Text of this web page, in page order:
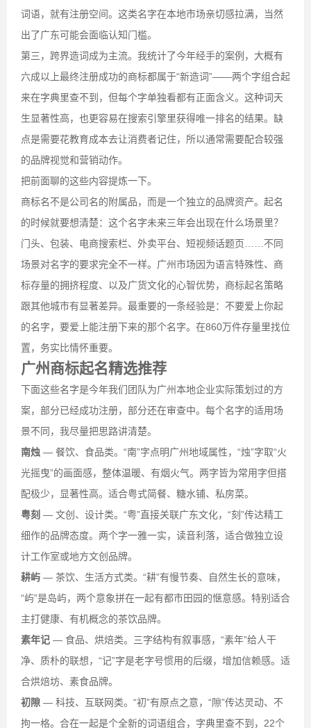
词语，就有注册空间。这类名字在本地市场亲切感拉满，当然
出了广东可能会面临认知门槛。
第三，跨界造词成为主流。我统计了今年经手的案例，大概有
六成以上最终注册成功的商标都属于“新造词”——两个字组合起
来在字典里查不到，但每个字单独看都有正面含义。这种词天
生显著性高，也更容易在搜索引擎里获得唯一排名的结果。缺
点是需要花教育成本去让消费者记住，所以通常需要配合较强
的品牌视觉和营销动作。
把前面聊的这些内容提炼一下。
商标名不是公司名的附属品，而是一个独立的品牌资产。起名
的时候就要想清楚：这个名字未来三年会出现在什么场景里？
门头、包装、电商搜索栏、外卖平台、短视频话题页……不同
场景对名字的要求完全不一样。广州市场因为语言特殊性、商
标存量的拥挤程度、以及广货文化的心智优势，商标起名策略
跟其他城市有显著差异。最重要的一条经验是：不要爱上你起
的名字，要爱上能注册下来的那个名字。在860万件存量里找位
置，务实比情怀重要。
广州商标起名精选推荐
下面这些名字是今年我们团队为广州本地企业实际策划过的方
案，部分已经成功注册，部分还在审查中。每个名字的适用场
景不同，我尽量把思路讲清楚。
南烛 — 餐饮、食品类。“南”字点明广州地域属性，“烛”字取“火
光摇曳”的画面感，整体温暖、有烟火气。两字皆为常用字但搭
配极少，显著性高。适合粤式简餐、糖水铺、私房菜。
粤刻 — 文创、设计类。“粤”直接关联广东文化，“刻”传达精工
细作的品牌态度。两个字一雅一实，读音利落，适合做独立设
计工作室或地方文创品牌。
耕屿 — 茶饮、生活方式类。“耕”有慢节奏、自然生长的意味，
“屿”是岛屿，两个意象拼在一起有都市田园的惬意感。特别适合
主打健康、有机概念的茶饮品牌。
素年记 — 食品、烘焙类。三字结构有叙事感，“素年”给人干
净、质朴的联想，“记”字是老字号惯用的后缀，增加信赖感。适
合烘焙坊、素食品牌。
初隙 — 科技、互联网类。“初”有原点之意，“隙”传达灵动、不
拘一格。合在一起是个全新的词语组合，字典里查不到，22个